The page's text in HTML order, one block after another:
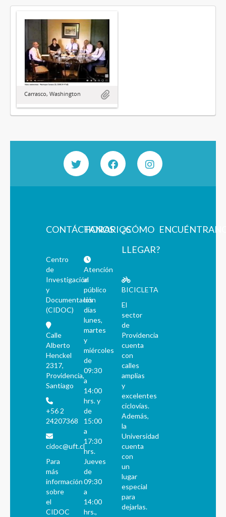
Carrasco, Washington
CONTÁCTANOS
Centro
de
Investigación
y
Documentación
(CIDOC)
Calle
Alberto
Henckel
2317,
Providencia,
Santiago
+56 2
24207368
cidoc@uft.cl
Para
más
información
sobre
el
CIDOC
HORARIOS
Atención
al
público
los
días
lunes,
martes
y
miércoles
de
09:30
a
14:00
hrs. y
de
15:00
a
17:30
hrs.
Jueves
de
09:30
a
14:00
hrs.,
¿CÓMO
LLEGAR?
BICICLETA
El
sector
de
Providencia
cuenta
con
calles
amplias
y
excelentes
ciclovías.
Además,
la
Universidad
cuenta
con
un
lugar
especial
para
dejarlas.